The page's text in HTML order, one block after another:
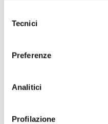
delTecnici
Preferenze
Analitici
Profilazione